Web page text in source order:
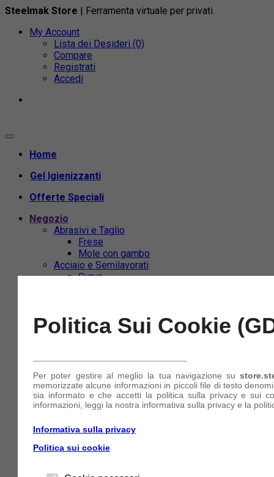
Steelmak Store | Ferramenta virtuale per privati.
My Account
Lista dei Desideri (0)
Compare
Registrati
Accedi
Home
Gel Igienizzanti
Offerte Speciali
Negozio
Abrasivi e Taglio
Frese
Mole con gambo
Acciaio e Semilavorati
Curve
Guanti
Maschere e Mascherine
Tute
Nautica e Imbarcazioni
Collari di Serraggio
Tubi e Manicotti in Silicone
Account
(+39) 340 849 11 11
Politica Sui Cookie
Per poter gestire al meglio la tua navigazione su
memorizzate alcune informazioni in piccoli file di testo
sia informato e che accetti la politica sulla privacy e sui
informazioni, leggi la nostra informativa sulla privacy e la
Informativa sulla privacy
Politica sui cookie